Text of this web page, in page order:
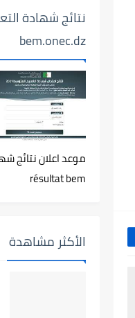
bem.onec.dz
résultat bem
الأكثر مشاهدة